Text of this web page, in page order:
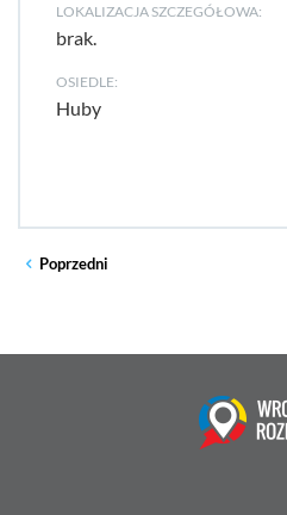
LOKALIZACJA SZCZEGÓŁOWA:
brak.
OSIEDLE:
Huby
Poprzedni